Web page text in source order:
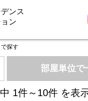
ンス
ン
探す
部屋単位で
1件～10件 を表